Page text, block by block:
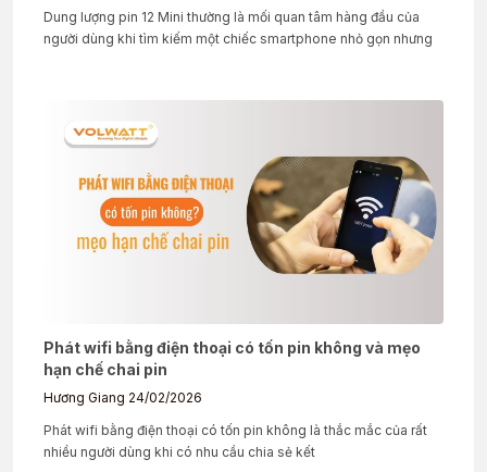
Dung lượng pin 12 Mini thường là mối quan tâm hàng đầu của
người dùng khi tìm kiếm một chiếc smartphone nhỏ gọn nhưng
Phát wifi bằng điện thoại có tốn pin không và mẹo
hạn chế chai pin
Hương Giang 24/02/2026
Phát wifi bằng điện thoại có tốn pin không là thắc mắc của rất
nhiều người dùng khi có nhu cầu chia sẻ kết